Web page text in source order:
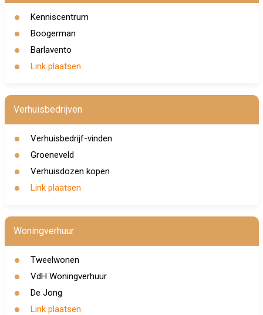
Kenniscentrum
Boogerman
Barlavento
Link plaatsen
Verhuisbedrijven
Verhuisbedrijf-vinden
Groeneveld
Verhuisdozen kopen
Link plaatsen
Woningverhuur
Tweelwonen
VdH Woningverhuur
De Jong
Link plaatsen